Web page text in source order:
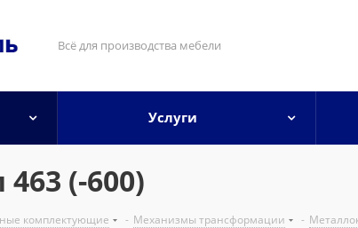
Всё для производства мебели
Услуги
(-600)
комплектующие - Механизмы трансформации -